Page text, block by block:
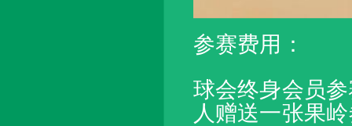
参赛费用：
球会终身会员
人赠送一张果